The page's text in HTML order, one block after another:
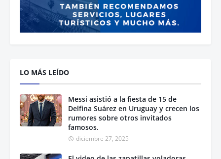
LO MÁS LEÍDO
Messi asistió a la fiesta de 15 de
Delfina Suárez en Uruguay y crecen los
rumores sobre otros invitados
famosos.
diciembre 27, 2025